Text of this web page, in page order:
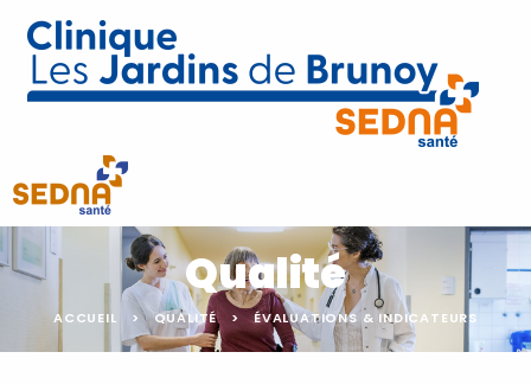
Qualité
ACCUEIL QUALITÉ ÉVALUATIONS & INDICATEURS